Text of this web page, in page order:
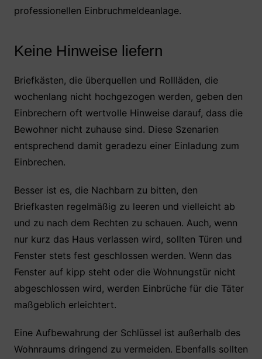
professionellen Einbruchmeldeanlage.
Keine Hinweise liefern
Briefkästen, die überquellen und Rollläden, die
wochenlang nicht hochgezogen werden, geben den
Einbrechern oft wertvolle Hinweise darauf, dass die
Bewohner nicht zuhause sind. Diese Szenarien
entsprechend damit geradezu einer Einladung zum
Einbrechen.
Besser ist es, die Nachbarn zu bitten, den
Briefkasten regelmäßig zu leeren und vielleicht ab
und zu nach dem Rechten zu schauen. Auch, wenn
nur kurz das Haus verlassen wird, sollten Türen und
Fenster stets fest geschlossen werden. Wenn das
Fenster auf kipp steht oder die Wohnungstür nicht
abgeschlossen wird, werden Einbrüche für die Täter
maßgeblich erleichtert.
Eine Aufbewahrung der Schlüssel ist außerhalb des
Wohnraums dringend zu vermeiden. Ebenfalls sollten